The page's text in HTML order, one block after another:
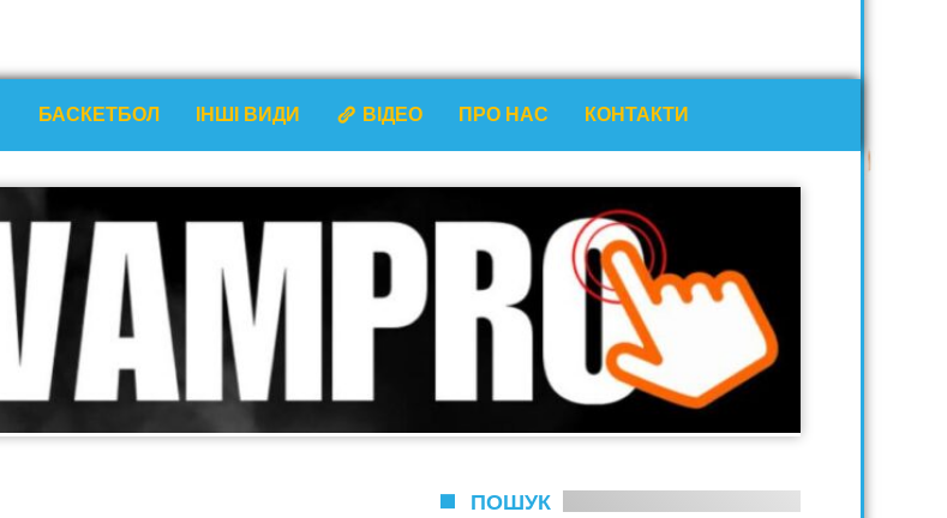
БАСКЕТБОЛ ІНШІ ВИДИ ВІДЕО ПРО НАС КОНТАКТИ
ПОШУК